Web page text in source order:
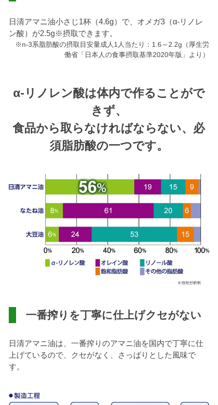
日清アマニ油小さじ1杯（4.6g）で、オメガ3（α-リノレ
ン酸）が2.5g※摂取できます。
※n-3系脂肪酸の摂取目安量成人1人当たり：1.6～2.2g（厚生労
働省「日本人の食事摂取基準2020年版」より）
α‐リノレン酸は体内で作ることがで
きず、
食品から取らなければならない、必
須脂肪酸の一つです。
一番搾りを丁寧に仕上げクセがない
日清アマニ油は、一番搾りのアマニ油を国内で丁寧に仕
上げているので、クセがなく、さっぱりとした風味で
す。